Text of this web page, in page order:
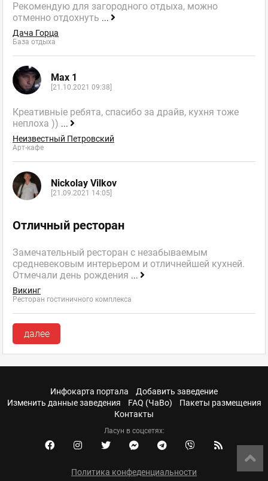
Рекомендую для загородного отдыха, можно
отменно отдохнуть ...
Дача Горца
База отдыха
Max 1
[21.10.2021 09:38]
Креативньіе ребята, спасибо за драйв, кухня тоже
неплоха )) ...
Неизвестный Петровский
Арт-кафе
Nickolay Vilkov
[21.09.2021 14:05]
Отличный ресторан
Замечательный ресторан с незабываемым
средневековым интерьером и отличнейшей кухней.
Отмечали день рождения ...
Викинг
Ресторан гостиничного комплекса
далее
Инфокарта портала
Добавить заведение
Изменить данные заведения
FAQ (ЧаВо)
Пакеты размещения
Контакты
Ласун в соцсетях:
Политика конфеденциальности